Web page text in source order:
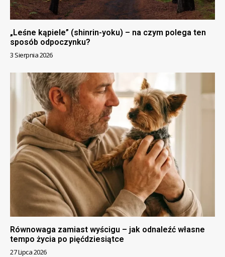
„Leśne kąpiele” (shinrin-yoku) – na czym polega ten
sposób odpoczynku?
3 Sierpnia 2026
Równowaga zamiast wyścigu – jak odnaleźć własne
tempo życia po pięćdziesiątce
27 Lipca 2026